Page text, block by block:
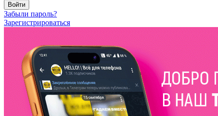
Войти
Забыли пароль?
Зарегистрироваться